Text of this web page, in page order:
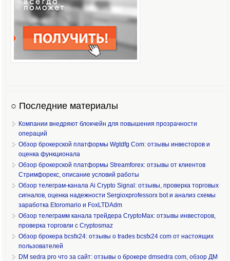
○ Последние материалы
Компании внедряют блокчейн для повышения прозрачности
операций
Обзор брокерской платформы Wgtdfg Com: отзывы инвесторов и
оценка функционала
Обзор брокерской платформы Streamforex: отзывы от клиентов
Стримфорекс, описание условий работы
Обзор телеграм-канала Ai Crypto Signal: отзывы, проверка торговых
сигналов, оценка надежности Sergioxprofessorx bot и анализ схемы
заработка Etoromario и FoxLTDAdm
Обзор телеграмм канала трейдера CryptoMax: отзывы инвесторов,
проверка торговли с Cryptosmaz
Обзор брокера bcsfx24: отзывы о trades bcsfx24 com от настоящих
пользователей
DM sedra pro что за сайт: отзывы о брокере dmsedra com, обзор ДМ